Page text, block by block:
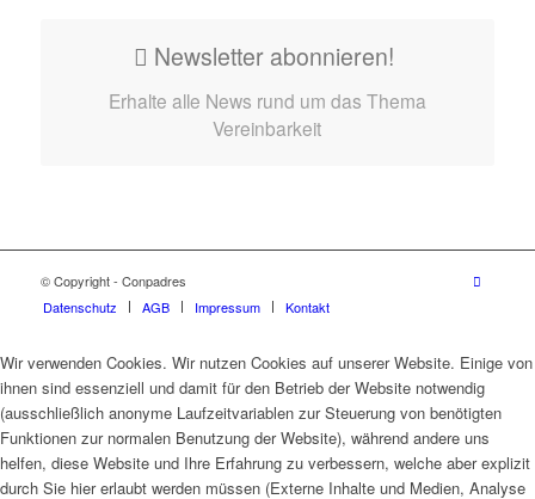
Newsletter abonnieren!
Erhalte alle News rund um das Thema
Vereinbarkeit
© Copyright - Conpadres
Datenschutz
AGB Impressum Kontakt
Wir verwenden Cookies. Wir nutzen Cookies auf unserer Website. Einige von
ihnen sind essenziell und damit für den Betrieb der Website notwendig
(ausschließlich anonyme Laufzeitvariablen zur Steuerung von benötigten
Funktionen zur normalen Benutzung der Website), während andere uns
helfen, diese Website und Ihre Erfahrung zu verbessern, welche aber explizit
durch Sie hier erlaubt werden müssen (Externe Inhalte und Medien, Analyse